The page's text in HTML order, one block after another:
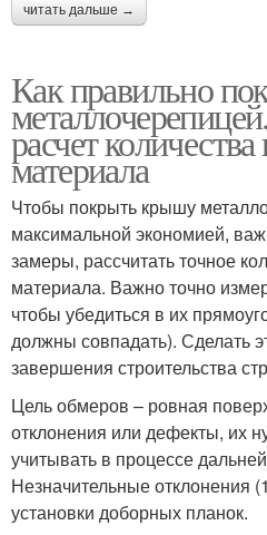
читать дальше →
Как правильно
расчет
материала
Чтобы покрыть крышу
максимальной экономией,
замеры, рассчитать точное
материала. Важно точно
чтобы убедиться в их
должны совпадать). Сделать
завершения строительства
Цель обмеров – ровная
отклонения или дефекты, их
учитывать в процессе
Незначительные отклонения
установки доборных планок.